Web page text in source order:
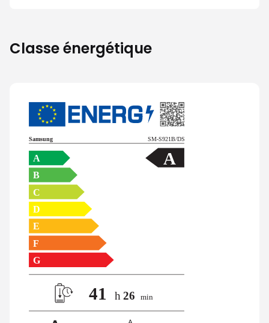
Classe énergétique